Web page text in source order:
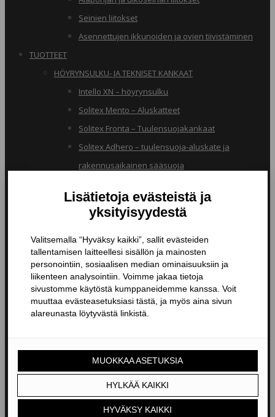
Seinien liitokset
Asennettujen ikkunoiden ja ovien tiivistäminen
TUOTTEET
HÖYRYNSULKU- JA TEKNISET KANKAAT
Intello XN – höyrynsulku
Solitex Mento – Aluskatteet
Solitex Fronta – Tuulensuojakankaat
Solitex Adhero – tuulensuoja-aluskate ja
rakennusaikainen sääsuoja
TIIVISTYSTUOTTEET
Butyylinauhat ja -teipit
Liitosnauhat
Läpiviennit
Tiivistyspinnoitteet ja -massat
Tiivistysteipit
Pohjustusaineet ja tarvikkeet
RAKENNERUUVIT
RAPID osakierreruuvit
StarDrive GPR osakierreruuvit